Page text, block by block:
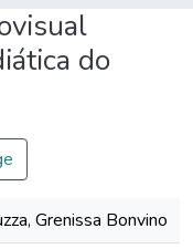
do
Grenissa Bonvino